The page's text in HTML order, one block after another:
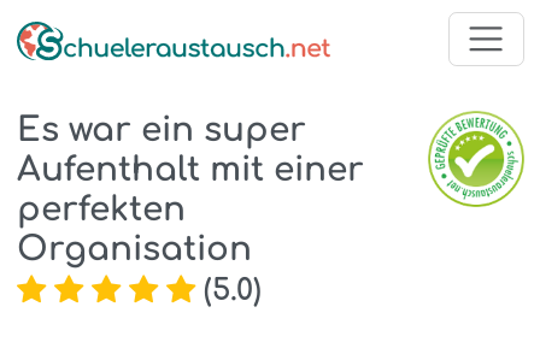
Es war ein super
Aufenthalt mit einer
perfekten
Organisation
(5.0)